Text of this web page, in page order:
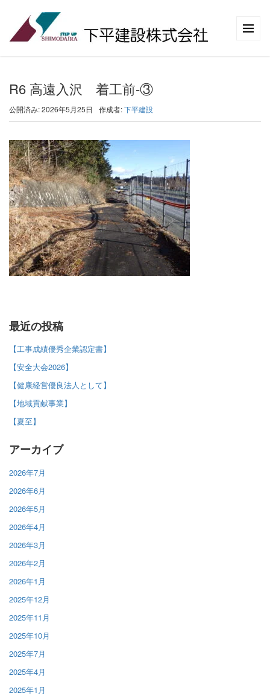
R6 高遠入沢 着工前-③
公開済み: 2026年5月25日 作成者:下平建設
最近の投稿
【工事成績優秀企業認定書】
【安全大会2026】
【健康経営優良法人として】
【地域貢献事業】
【夏至】
アーカイブ
2026年7月
2026年6月
2026年5月
2026年4月
2026年3月
2026年2月
2026年1月
2025年12月
2025年11月
2025年10月
2025年7月
2025年4月
2025年1月